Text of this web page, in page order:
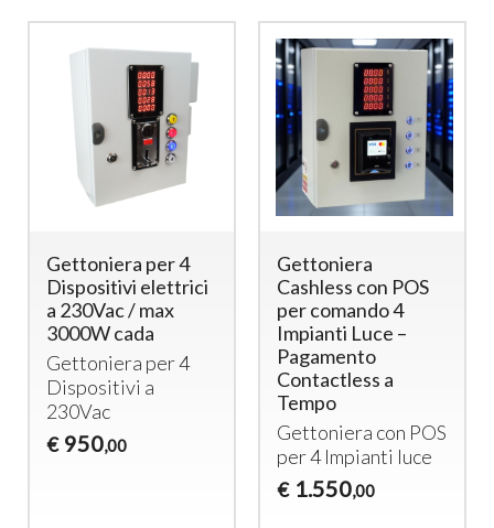
Gettoniera per 4
Dispositivi elettrici
a 230Vac / max
3000W cada
Gettoniera per 4
Dispositivi a
230Vac
€ 950,00
Gettoniera
Cashless con POS
per comando 4
Impianti Luce –
Pagamento
Contactless a
Tempo
Gettoniera con POS
per 4 Impianti luce
€ 1.550,00